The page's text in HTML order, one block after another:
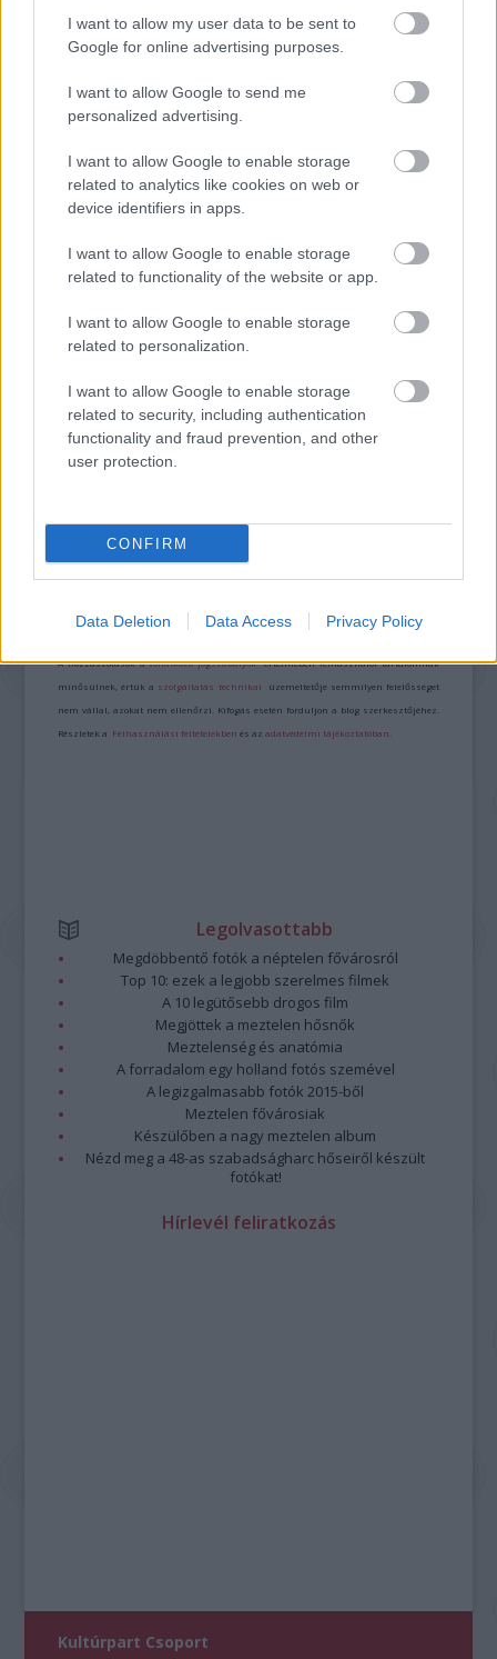
I want to allow my user data to be sent to
Google for online advertising purposes.
I want to allow Google to send me
personalized advertising.
I want to allow Google to enable storage
related to analytics like cookies on web or
device identifiers in apps.
I want to allow Google to enable storage
related to functionality of the website or app.
I want to allow Google to enable storage
related to personalization.
I want to allow Google to enable storage
related to security, including authentication
functionality and fraud prevention, and other
user protection.
CONFIRM
Data Deletion Data Access Privacy Policy
KÉZMŰVES MESTERSÉGEK TALÁLKOZÓJA A
TASTE OF TRANSYLVANIA 2026 – SZÉKELYFÖLD
ÍZEI A SKANZENBEN
RÉGI MESTERSÉGEK, ÚJ ÉLMÉNYEK – KÉZMŰVES
https://kulturpart.hu/api/trackback/id/7872758
A hozzászólások avonatkozó jogszabályokértelmében felhasználói tartalomnak
minősülnek, értük a szolgáltatás technikai üzemeltetője semmilyen felelősséget
nem vállal, azokat nem ellenőrzi. Kifogás esetén forduljon a blog szerkesztőjéhez.
Részletek a Felhasználási feltételekben és azadatvédelmi tájékoztatóban
Legolvasottabb
Megdöbbentő fotók a néptelen fővárosról
Top 10: ezek a legjobb szerelmes filmek
A 10 legütősebb drogos film
Megjöttek a meztelen hősnők
Meztelenség és anatómia
A forradalom egy holland fotós szemével
A legizgalmasabb fotók 2015-ből
Meztelen fővárosiak
Készülőben a nagy meztelen album
Nézd meg a 48-as szabadságharc hőseiről készült
fotókat!
Hírlevél feliratkozás
Kultúrpart Csoport